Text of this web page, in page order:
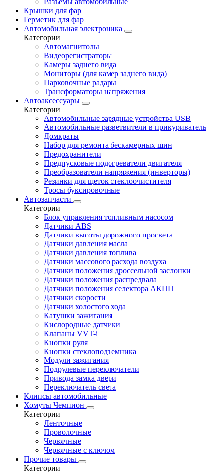
Разъемы автомобильные
Крышки для фар
Герметик для фар
Автомобильная электроника
Категории
Автомагнитолы
Видеорегистраторы
Камеры заднего вида
Мониторы (для камер заднего вида)
Парковочные радары
Трансформаторы напряжения
Автоаксессуары
Категории
Автомобильные зарядные устройства USB
Автомобильные разветвители в прикуриватель
Домкраты
Набор для ремонта бескамерных шин
Предохранители
Предпусковые подогреватели двигателя
Преобразователи напряжения (инверторы)
Резинки для щеток стеклоочистителя
Тросы буксировочные
Автозапчасти
Категории
Блок управления топливным насосом
Датчики ABS
Датчики высоты дорожного просвета
Датчики давления масла
Датчики давления топлива
Датчики массового расхода воздуха
Датчики положения дроссельной заслонки
Датчики положения распредвала
Датчики положения селектора АКПП
Датчики скорости
Датчики холостого хода
Катушки зажигания
Кислородные датчики
Клапаны VVT-i
Кнопки руля
Кнопки стеклоподъемника
Модули зажигания
Подрулевые переключатели
Привода замка двери
Переключатель света
Клипсы автомобильные
Хомуты Чемпион
Категории
Ленточные
Проволочные
Червячные
Червячные с ключом
Прочие товары
Категории